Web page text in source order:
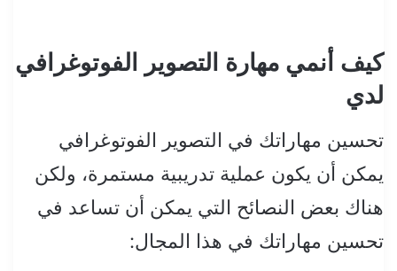
كيف أنمي مهارة التصوير الفوتوغرافي
لدي
تحسين مهاراتك في التصوير الفوتوغرافي
يمكن أن يكون عملية تدريبية مستمرة، ولكن
هناك بعض النصائح التي يمكن أن تساعد في
تحسين مهاراتك في هذا المجال: